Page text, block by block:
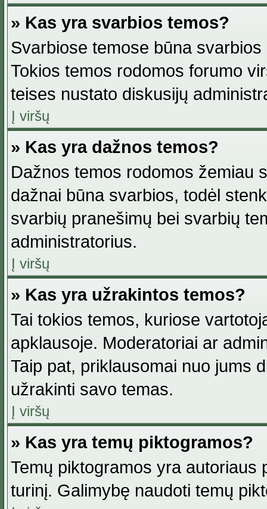
» Kas yra svarbios temos?
Svarbiose temose būna
Tokios temos rodomos forumo
teises nustato diskusijų
Į viršų
» Kas yra dažnos temos?
Dažnos temos rodomos žemiau
dažnai būna svarbios, todėl
svarbių pranešimų bei svarbių
administratorius.
Į viršų
» Kas yra užrakintos temos?
Tai tokios temos, kuriose
apklausoje. Moderatoriai ar
Taip pat, priklausomai nuo jums
užrakinti savo temas.
Į viršų
» Kas yra temų piktogramos?
Temų piktogramos yra autoriaus
turinį. Galimybę naudoti temų